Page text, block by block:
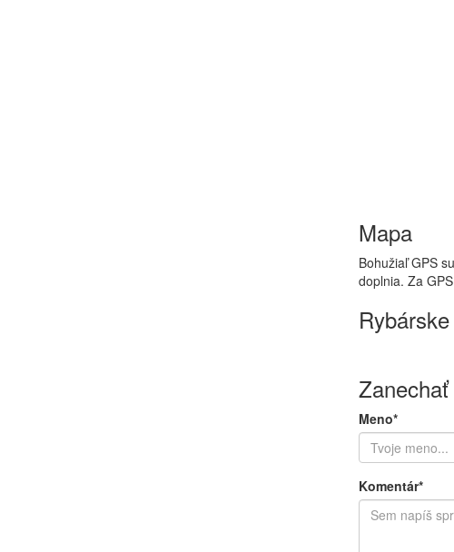
Mapa
Bohužiaľ GPS
doplnia. Za
Meno*
Komentár*